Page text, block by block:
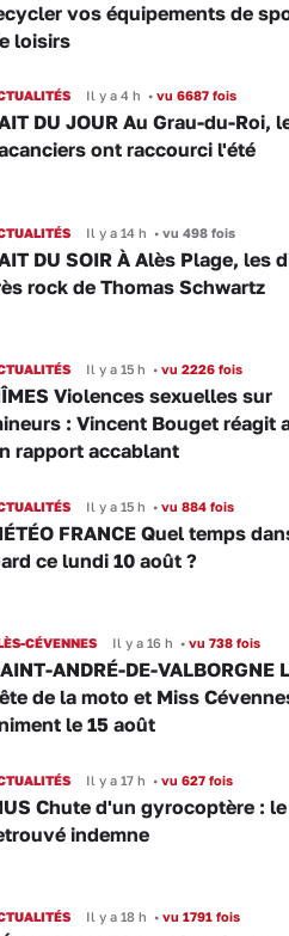
vos équipements de
loisirs
Il y a 4 h •vu 6687 fois
DU JOUR Au Grau-du-Roi,
ont raccourci l'été
Il y a 14 h •vu 498 fois
DU SOIR À Alès Plage, les
rock de Thomas Schwartz
Il y a 15 h •vu 2226 fois
Violences sexuelles sur
: Vincent Bouget réagit
rapport accablant
Il y a 15 h •vu 884 fois
FRANCE Quel temps
ce lundi 10 août ?
CÉVENNES Il y a 16 h •vu 738 fois
ANDRÉ-DE-VALBORGNE
de la moto et Miss
le 15 août
Il y a 17 h •vu 627 fois
Chute d'un gyrocoptère :
indemne
Il y a 18 h •vu 1791 fois